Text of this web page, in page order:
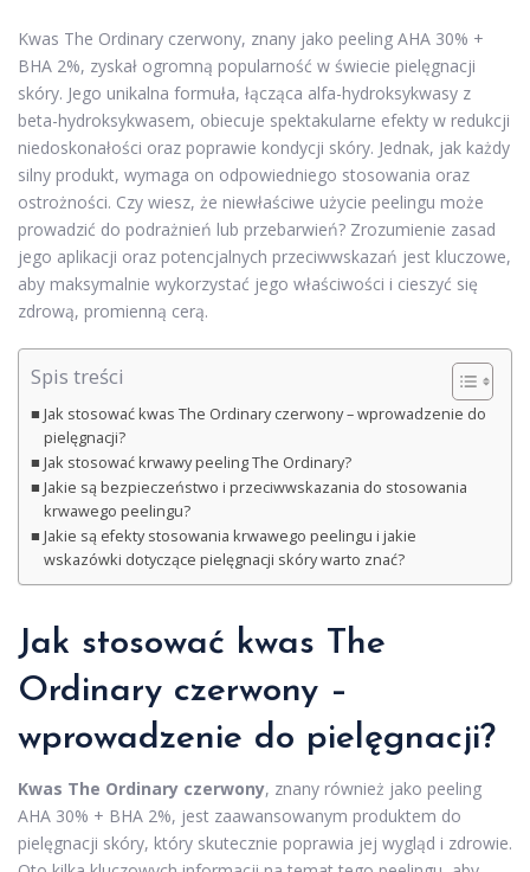
Kwas The Ordinary czerwony, znany jako peeling AHA 30% +
BHA 2%, zyskał ogromną popularność w świecie pielęgnacji
skóry. Jego unikalna formuła, łącząca alfa-hydroksykwasy z
beta-hydroksykwasem, obiecuje spektakularne efekty w redukcji
niedoskonałości oraz poprawie kondycji skóry. Jednak, jak każdy
silny produkt, wymaga on odpowiedniego stosowania oraz
ostrożności. Czy wiesz, że niewłaściwe użycie peelingu może
prowadzić do podrażnień lub przebarwień? Zrozumienie zasad
jego aplikacji oraz potencjalnych przeciwwskazań jest kluczowe,
aby maksymalnie wykorzystać jego właściwości i cieszyć się
zdrową, promienną cerą.
Spis treści
Jak stosować kwas The Ordinary czerwony – wprowadzenie do
pielęgnacji?
Jak stosować krwawy peeling The Ordinary?
Jakie są bezpieczeństwo i przeciwwskazania do stosowania
krwawego peelingu?
Jakie są efekty stosowania krwawego peelingu i jakie
wskazówki dotyczące pielęgnacji skóry warto znać?
Jak stosować kwas The
Ordinary czerwony –
wprowadzenie do pielęgnacji?
Kwas The Ordinary czerwony, znany również jako peeling
AHA 30% + BHA 2%, jest zaawansowanym produktem do
pielęgnacji skóry, który skutecznie poprawia jej wygląd i zdrowie.